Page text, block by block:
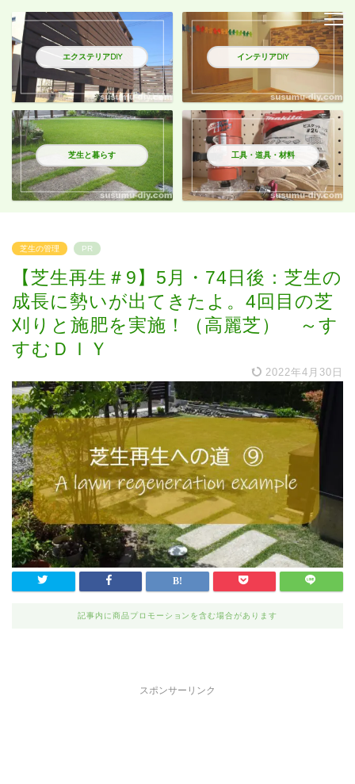
エクステリアDIY インテリアDIY
芝生と暮らす 工具・道具・材料
芝生の管理 PR
【芝生再生＃9】5月・74日後：芝生の
成長に勢いが出てきたよ。4回目の芝
刈りと施肥を実施！（高麗芝） ～す
すむＤＩＹ
2022年4月30日
記事内に商品プロモーションを含む場合があります
スポンサーリンク